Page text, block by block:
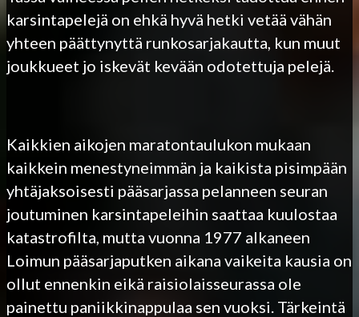
karsintapelejä on ehkä hyvä hetki vetää vähän
yhteen päättynyttä runkosarjakautta, kun muut
joukkueet jo iskevät kevään odotettuja pelejä.
Kaikkien aikojen maratontaulukon mukaan
kaikkein menestyneimmän ja kaikista pisimpään
yhtäjaksoisesti pääsarjassa pelanneen seuran
joutuminen karsintapeleihin saattaa kuulostaa
katastrofilta, mutta vuonna 1977 alkaneen
Loimun pääsarjaputken aikana vaikeita kausia on
ollut ennenkin eikä raisiolaisseurassa ole
painettu paniikkinappulaa sen vuoksi. Tärkeintä